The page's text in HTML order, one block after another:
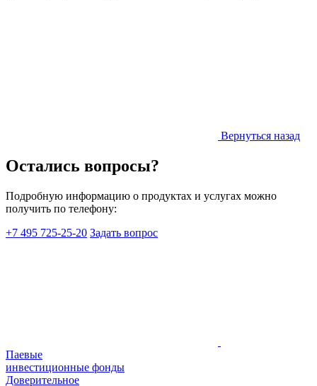
Вернуться назад
Остались вопросы?
Подробную информацию о продуктах и услугах можно
получить по телефону:
+7 495 725-25-20 Задать вопрос
Паевые
инвестиционные фонды
Доверительное